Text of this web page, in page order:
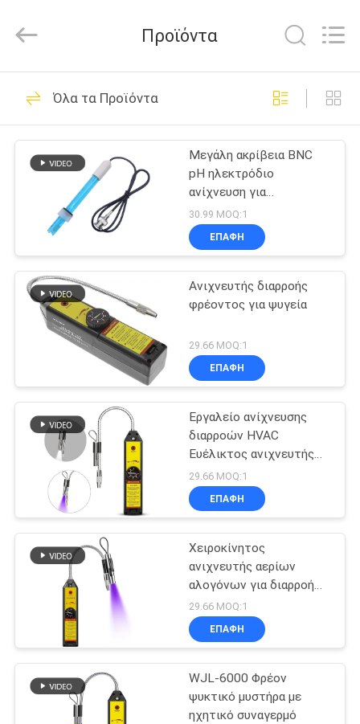
ΑΡΧΙΚΉ
ΣΕΛΊΔΑ
ΠΡΟΪΌΝΤΑ
ΣΧΕΤΙΚΆ
ΕΜΆΣ
ΓΎΡΟΣ
ΕΡΓΟΣΤΑΣΊΩΝ
ΠΟΙΟΤΙΚΌΣ
ΈΛΕΓΧΟΣ
ΕΠΑΦΉ
ΝΈΑ
ΠΕΡΙΠΤΏΣΕΙΣ
SITEMAP
Technology
Rights
Μετρητής pH
Bluetooth
92
Μετρητής
εδαφολογικής
γονιμότητας
42
μετρητής
ποιότητας νερού
Ψηφιακός
μετρητής pH
Προϊόντα
Όλα τα Προϊόντα
Μεγάλη ακρίβεια BNC
pH ηλεκτρόδιο
ανίχνευση για
εργαστηρίου ενυδρείου
30.99 MOQ:1
ΕΠΑΦΉ
Ανιχνευτής διαρροής
φρέοντος για ψυγεία
29.66 MOQ:1
ΕΠΑΦΉ
Εργαλείο ανίχνευσης
διαρροών HVAC
Ευέλικτος ανιχνευτής
ρυθμιζόμενη ευαισθησία
29.66 MOQ:1
ΕΠΑΦΉ
Χειροκίνητος
ανιχνευτής αερίων
αλογόνων για διαρροή
κλιματιστικού
29.66 MOQ:1
ΕΠΑΦΉ
WJL-6000 Φρέον
ψυκτικό μυστήρα με
ηχητικό συναγερμό